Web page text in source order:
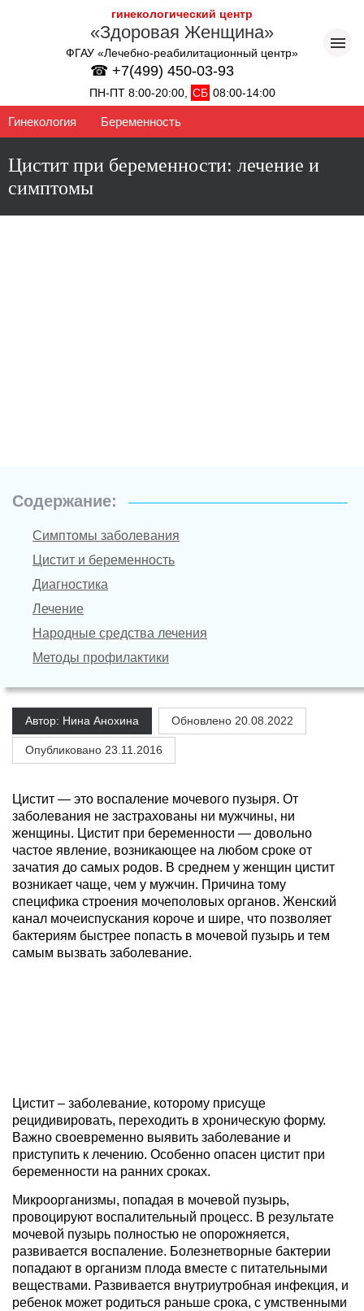
гинекологический центр
«Здоровая Женщина»
ФГАУ «Лечебно-реабилитационный центр»
☎ +7(499) 450-03-93
ПН-ПТ 8:00-20:00, СБ 08:00-14:00
Гинекология Беременность
Цистит при беременности: лечение и
симптомы
Содержание:
Симптомы заболевания
Цистит и беременность
Диагностика
Лечение
Народные средства лечения
Методы профилактики
Автор: Нина Анохина Обновлено 20.08.2022
Опубликовано 23.11.2016
Цистит — это воспаление мочевого пузыря. От
заболевания не застрахованы ни мужчины, ни
женщины. Цистит при беременности — довольно
частое явление, возникающее на любом сроке от
зачатия до самых родов. В среднем у женщин цистит
возникает чаще, чем у мужчин. Причина тому
специфика строения мочеполовых органов. Женский
канал мочеиспускания короче и шире, что позволяет
бактериям быстрее попасть в мочевой пузырь и тем
самым вызвать заболевание.
Цистит – заболевание, которому присуще
рецидивировать, переходить в хроническую форму.
Важно своевременно выявить заболевание и
приступить к лечению. Особенно опасен цистит при
беременности на ранних сроках.
Микроорганизмы, попадая в мочевой пузырь,
провоцируют воспалительный процесс. В результате
мочевой пузырь полностью не опорожняется,
развивается воспаление. Болезнетворные бактерии
попадают в организм плода вместе с питательными
веществами. Развивается внутриутробная инфекция, и
ребенок может родиться раньше срока, с умственными